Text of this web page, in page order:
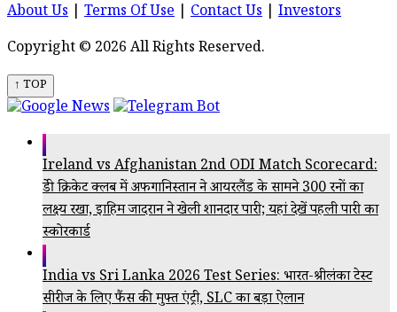
About Us Terms Of Use Contact Us
Investors
Copyright © 2026 All Rights Reserved.
↑ TOP
Ireland vs Afghanistan 2nd ODI Match Scorecard:
ब्रेडी क्रिकेट क्लब में अफगानिस्तान ने आयरलैंड के सामने 300 रनों का
लक्ष्य रखा, इब्राहिम जादरान ने खेली शानदार पारी; यहां देखें पहली पारी का
स्कोरकार्ड
India vs Sri Lanka 2026 Test Series: भारत-श्रीलंका टेस्ट
सीरीज के लिए फैंस की मुफ्त एंट्री, SLC का बड़ा ऐलान